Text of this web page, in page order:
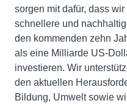
sorgen mit dafür, dass
schnellere und
den kommenden zehn
als eine Milliarde US-
investieren. Wir
den aktuellen
Bildung, Umwelt sowie